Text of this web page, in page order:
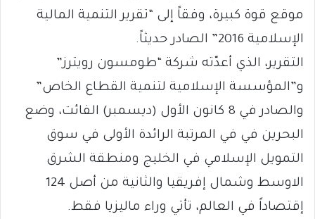
موقع قوة كبيرة، وفقاً إلى “تقرير التنمية المالية
الإسلامية 2016” الصادر حديثاً.
التقرير، الذي أعدّته شركة “طومسون رويترز”
و”المؤسسة الإسلامية لتنمية القطاع الخاص”
والصادر في 8 كانون الأول (ديسمبر) الفائت، وضع
البحرين في في المرتبة الرائدة الأولى في سوق
التمويل الإسلامي في الخليج ومنطقة الشرق
الاوسط وشمال إفريقيا والثانية من أصل 124
إقتصاداً في العالم، تأتي وراء ماليزيا فقط.